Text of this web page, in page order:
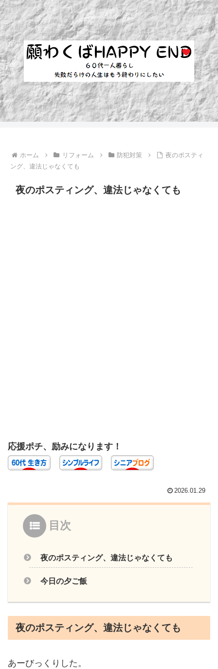
ホーム リフォーム 防犯対策
夜のポスティ
ング、違法じゃなくても
夜のポスティング、違法じゃなくても
応援ポチ、励みになります！
2026.01.29
目次
夜のポスティング、違法じゃなくても
今日の夕ご飯
夜のポスティング、違法じゃなくても
あーびっくりした。